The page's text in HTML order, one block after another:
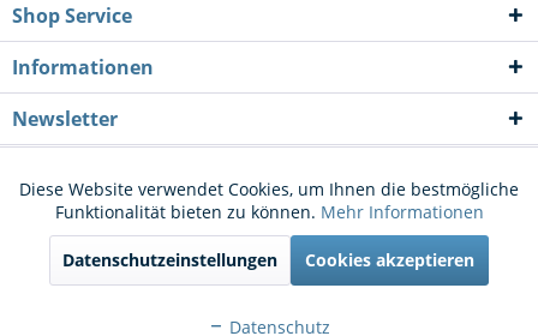
Shop Service
Informationen
Newsletter
* Alle Preise inkl. gesetzl. Mehrwertsteuer zzgl.Versandkostenund ggf.
Nachnahmegebühren, wenn nicht anders beschrieben
Cookie-Einstellungen
Kontakt
Funktionale Aktiv
Marketing Aktiv
Diese Website verwendet Cookies, um Ihnen die bestmögliche
Funktionalität bieten zu können. Mehr Informationen
Datenschutzeinstellungen Cookies akzeptieren
Datenschutz